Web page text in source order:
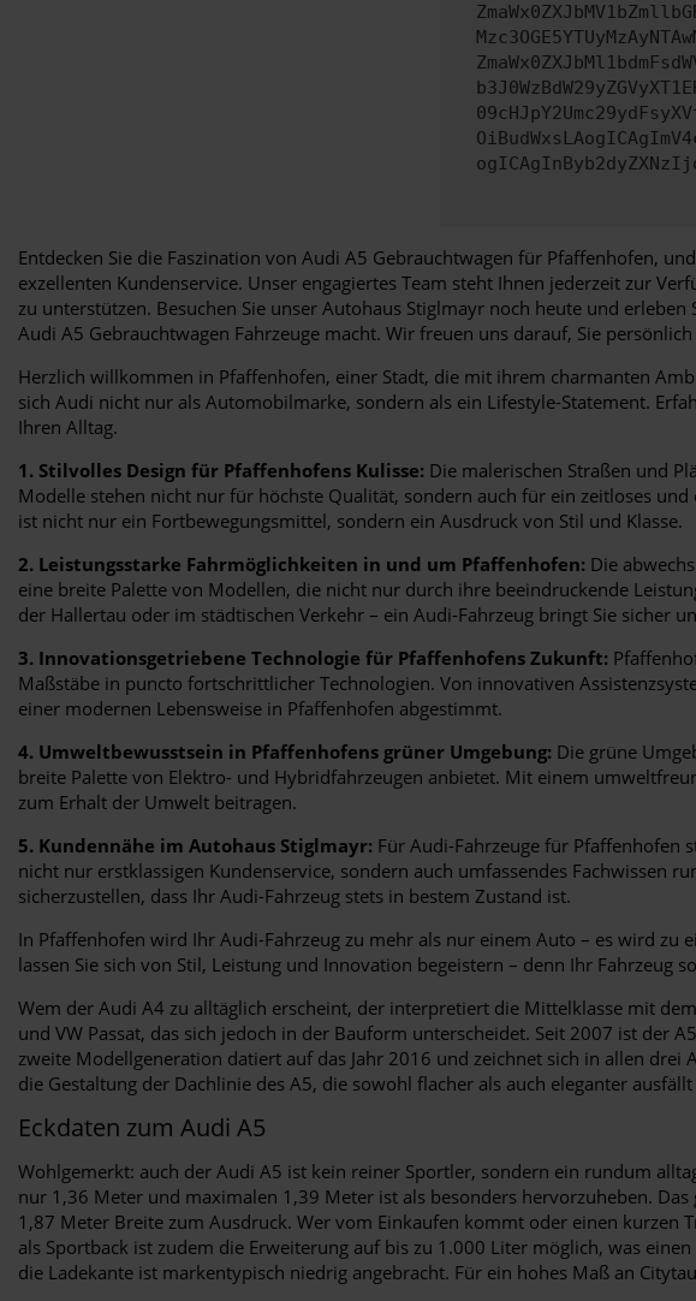
Entdecken Sie die Faszination von Audi A5 Gebrauchtwagen für Pfaffenhofen,
exzellenten Kundenservice. Unser engagiertes Team steht Ihnen jederzeit zur
zu unterstützen. Besuchen Sie unser Autohaus Stiglmayr noch heute und
Audi A5 Gebrauchtwagen Fahrzeuge macht. Wir freuen uns darauf, Sie
Herzlich willkommen in Pfaffenhofen, einer Stadt, die mit ihrem charmanten
sich Audi nicht nur als Automobilmarke, sondern als ein Lifestyle-Statement.
Ihren Alltag.
1. Stilvolles Design für Pfaffenhofens Kulisse: Die malerischen Straßen und
Modelle stehen nicht nur für höchste Qualität, sondern auch für ein zeitloses
ist nicht nur ein Fortbewegungsmittel, sondern ein Ausdruck von Stil und Klasse.
2. Leistungsstarke Fahrmöglichkeiten in und um Pfaffenhofen: Die
eine breite Palette von Modellen, die nicht nur durch ihre beeindruckende
der Hallertau oder im städtischen Verkehr – ein Audi-Fahrzeug bringt Sie sicher
3. Innovationsgetriebene Technologie für Pfaffenhofens Zukunft:
Maßstäbe in puncto fortschrittlicher Technologien. Von innovativen
einer modernen Lebensweise in Pfaffenhofen abgestimmt.
4. Umweltbewusstsein in Pfaffenhofens grüner Umgebung: Die grüne
breite Palette von Elektro- und Hybridfahrzeugen anbietet. Mit einem
zum Erhalt der Umwelt beitragen.
5. Kundennähe im Autohaus Stiglmayr: Für Audi-Fahrzeuge für Pfaffenhofen
nicht nur erstklassigen Kundenservice, sondern auch umfassendes Fachwissen
sicherzustellen, dass Ihr Audi-Fahrzeug stets in bestem Zustand ist.
In Pfaffenhofen wird Ihr Audi-Fahrzeug zu mehr als nur einem Auto – es wird zu
lassen Sie sich von Stil, Leistung und Innovation begeistern – denn Ihr Fahrzeug
Wem der Audi A4 zu alltäglich erscheint, der interpretiert die Mittelklasse mit
und VW Passat, das sich jedoch in der Bauform unterscheidet. Seit 2007 ist der
zweite Modellgeneration datiert auf das Jahr 2016 und zeichnet sich in allen
die Gestaltung der Dachlinie des A5, die sowohl flacher als auch eleganter
Eckdaten zum Audi A5
Wohlgemerkt: auch der Audi A5 ist kein reiner Sportler, sondern ein rundum
nur 1,36 Meter und maximalen 1,39 Meter ist als besonders hervorzuheben.
1,87 Meter Breite zum Ausdruck. Wer vom Einkaufen kommt oder einen
als Sportback ist zudem die Erweiterung auf bis zu 1.000 Liter möglich, was
die Ladekante ist markentypisch niedrig angebracht. Für ein hohes Maß an